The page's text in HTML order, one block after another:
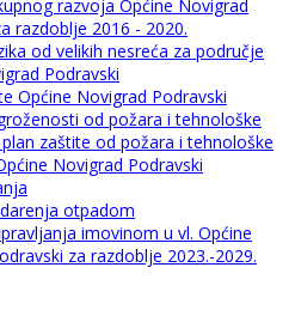
razvoja Općine Novigrad
razdoblje 2016 - 2020.
od velikih nesreća za područje
Podravski
Općine Novigrad Podravski
od požara i tehnološke
zaštite od požara i tehnološke
Novigrad Podravski
otpadom
imovinom u vl. Općine
za razdoblje 2023.-2029.